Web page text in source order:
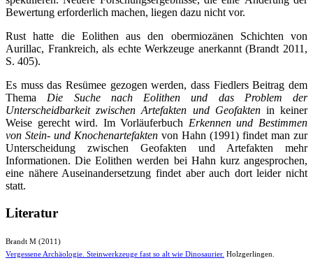
Bewertung erforderlich machen, liegen dazu nicht vor.
Rust hatte die Eolithen aus den obermiozänen Schichten von
Aurillac, Frankreich, als echte Werkzeuge anerkannt (Brandt 2011,
S. 405).
Es muss das Resümee gezogen werden, dass Fiedlers Beitrag dem
Thema Die Suche nach Eolithen und das Problem der
Unterscheidbarkeit zwischen Artefakten und Geofaktenin keiner
Weise gerecht wird. Im Vorläuferbuch Erkennen und Bestimmen
von Stein- und Knochenartefakten von Hahn (1991) findet man zur
Unterscheidung zwischen Geofakten und Artefakten mehr
Informationen. Die Eolithen werden bei Hahn kurz angesprochen,
eine nähere Auseinandersetzung findet aber auch dort leider nicht
statt.
Literatur
Brandt M (2011)
Vergessene Archäologie. Steinwerkzeuge fast so alt wie Dinosaurier. Holzgerlingen.